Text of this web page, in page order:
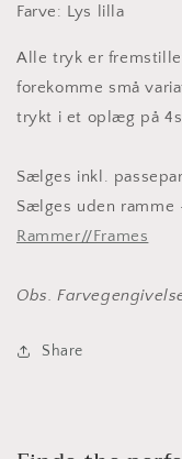
Farve: Lys lilla
Alle tryk er
forekomme små
trykt i et oplæg på
Sælges inkl.
Sælges uden ramme
Rammer//Frames
Obs.
Share